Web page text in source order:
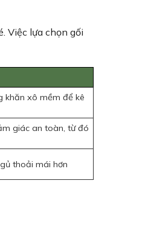
Việc lựa chọn gối
khăn xô mềm để kê
giác an toàn, từ đó
thoải mái hơn